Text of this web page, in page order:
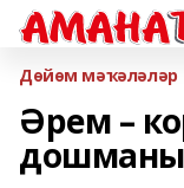
Дөйөм мәҡәләләр
Әрем –